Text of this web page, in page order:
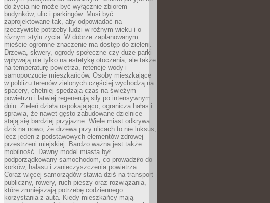
do życia nie może być wyłącznie zbiorem
budynków, ulic i parkingów. Musi być
zaprojektowane tak, aby odpowiadać na
rzeczywiste potrzeby ludzi w różnym wieku i o
różnym stylu życia. W dobrze zaplanowanym
mieście ogromne znaczenie ma dostęp do zieleni.
Drzewa, skwery, ogrody społeczne czy duże parki
wpływają nie tylko na estetykę otoczenia, ale także
na temperaturę powietrza, retencję wody i
samopoczucie mieszkańców. Osoby mieszkające
w pobliżu terenów zielonych częściej wychodzą na
spacery, chętniej spędzają czas na świeżym
powietrzu i łatwiej regenerują siły po intensywnym
dniu. Zieleń działa uspokajająco, ogranicza hałas i
sprawia, że nawet gęsto zabudowane dzielnice
stają się bardziej przyjazne. Wiele miast odkrywa
dziś na nowo, że drzewa przy ulicach to nie luksus,
lecz jeden z podstawowych elementów zdrowej
przestrzeni miejskiej. Bardzo ważna jest także
mobilność. Dawny model miasta był
podporządkowany samochodom, co prowadziło do
korków, hałasu i zanieczyszczenia powietrza.
Coraz więcej samorządów stawia dziś na transport
publiczny, rowery, ruch pieszy oraz rozwiązania,
które zmniejszają potrzebę codziennego
korzystania z auta. Kiedy mieszkańcy mają